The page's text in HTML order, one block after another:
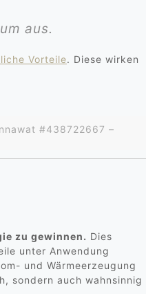
aus.
Vorteile. Diese wirken
#438722667 –
zu gewinnen. Dies
unter Anwendung
und Wärmeerzeugung
sondern auch wahnsinnig